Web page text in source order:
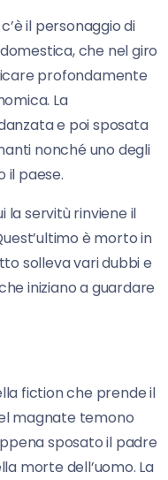
il personaggio di
che nel giro
profondamente
La
e poi sposata
nonché uno degli
il paese.
servitù rinviene il
è morto in
solleva vari dubbi e
iniziano a guardare
fiction che prende il
magnate temono
sposato il padre
morte dell’uomo. La